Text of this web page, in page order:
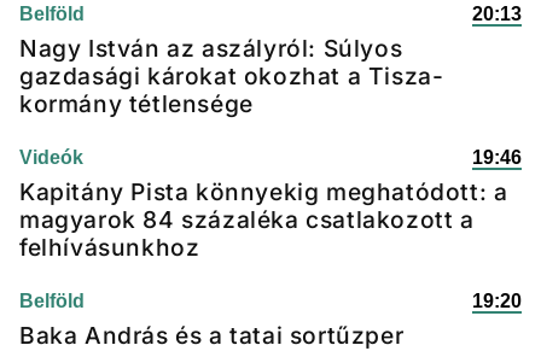
Belföld 20:13
Nagy István az aszályról: Súlyos
gazdasági károkat okozhat a Tisza-
kormány tétlensége
Videók 19:46
Kapitány Pista könnyekig meghatódott: a
magyarok 84 százaléka csatlakozott a
felhívásunkhoz
Belföld 19:20
Baka András és a tatai sortűzper